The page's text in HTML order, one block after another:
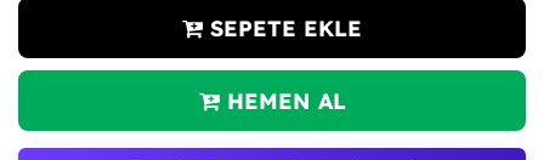
SEPETE EKLE
HEMEN AL